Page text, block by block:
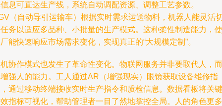
息可直达生产线，系统自动调配资源、调整工艺参数。
（自动导引运输车）根据实时需求运送物料，机器人能灵活
务以适应多品种、小批量的生产模式。这种柔性制造能力，使
能快速响应市场需求变化，实现真正的“大规模定制”。
协作模式也发生了革命性变化。物联网服务并非要取代人，而
强人的能力。工人通过AR（增强现实）眼镜获取设备维修指
通过移动终端接收实时生产指令和质检信息。数据看板将关键
指标可视化，帮助管理者一目了然地掌控全局。人的角色更多